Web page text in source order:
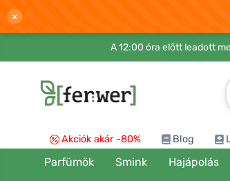
×
A 12:00 óra előtt leadott
Akciók akár -80% Blog
Parfümök Smink Hajápolás